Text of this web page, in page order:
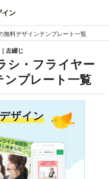
イン
無料デザインテンプレート一覧
左綴じ
シ・フライヤー
プレート一覧
ザイン